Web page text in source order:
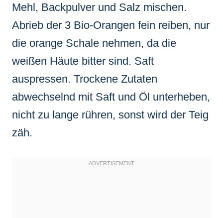
Mehl, Backpulver und Salz mischen.
Abrieb der 3 Bio-Orangen fein reiben, nur
die orange Schale nehmen, da die
weißen Häute bitter sind. Saft
auspressen. Trockene Zutaten
abwechselnd mit Saft und Öl unterheben,
nicht zu lange rühren, sonst wird der Teig
zäh.